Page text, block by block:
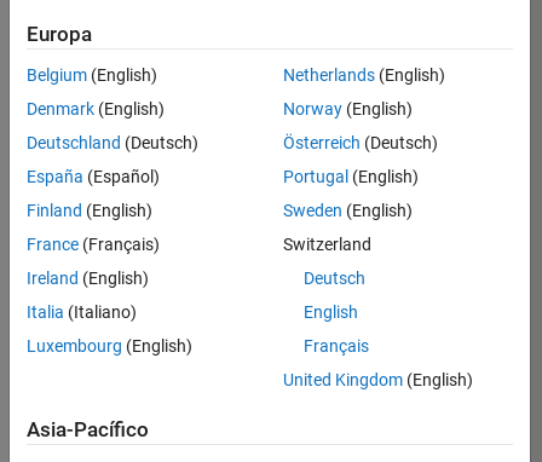
Inicie
sesión
en
su
cuenta
de
empleo
Dirección de correo electrónico
Contraseña
Europa
Belgium (English)
Denmark (English)
Deutschland (Deutsch)
España (Español)
Finland (English)
France (Français)
Ireland (English)
Italia (Italiano)
Luxembourg (English)
Netherlands(English)
Norway(English)
Österreich (Deutsch)
Portugal (English)
Sweden (English)
Switzerland
Deutsch
English
Français
United Kingdom(English)
Asia-Pacífico